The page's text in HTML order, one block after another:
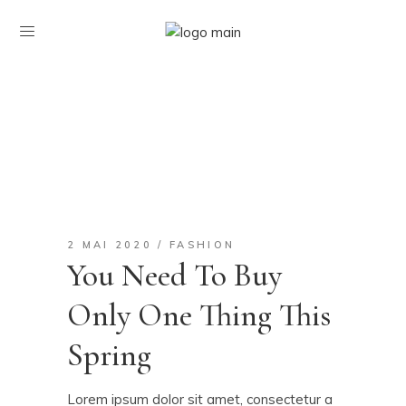
2 MAI 2020 FASHION
You Need To Buy
Only One Thing This
Spring
Lorem ipsum dolor sit amet, consectetur a